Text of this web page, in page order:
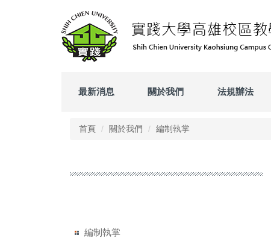
最新消息 關於我們 法規辦法
首頁 關於我們 編制執掌
編制執掌